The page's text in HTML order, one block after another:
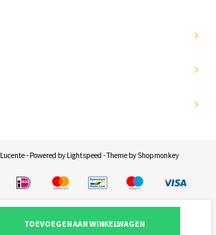
TOEVOEGEN AAN WINKELWAGEN
- Powered by Lightspeed - Theme by Shopmonkey